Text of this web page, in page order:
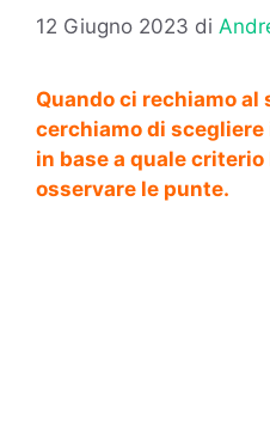
12 Giugno 2023 di
Quando ci rechiamo al
cerchiamo di
in base a quale
osservare le punte.